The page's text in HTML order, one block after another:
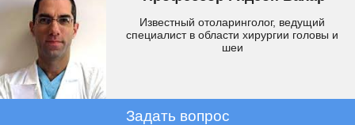
Известный отоларинголог, ведущий
специалист в области хирургии головы и
шеи
Задать вопрос